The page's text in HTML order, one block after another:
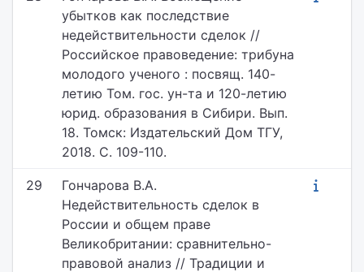
убытков как последствие
недействительности сделок //
Российское правоведение: трибуна
молодого ученого : посвящ. 140-
летию Том. гос. ун-та и 120-летию
юрид. образования в Сибири. Вып.
18. Томск: Издательский Дом ТГУ,
2018. С. 109-110.
29
Гончарова В.А.
Недействительность сделок в
России и общем праве
Великобритании: сравнительно-
правовой анализ // Традиции и